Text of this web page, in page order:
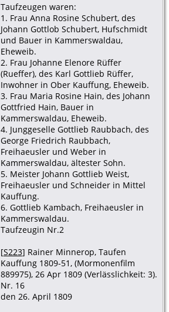
Taufzeugen waren:
1. Frau Anna Rosine Schubert, des
Johann Gottlob Schubert, Hufschmidt
und Bauer in Kammerswaldau,
Eheweib.
2. Frau Johanne Elenore Rüffer
(Rueffer), des Karl Gottlieb Rüffer,
Inwohner in Ober Kauffung, Eheweib.
3. Frau Maria Rosine Hain, des Johann
Gottfried Hain, Bauer in
Kammerswaldau, Eheweib.
4. Junggeselle Gottlieb Raubbach, des
George Friedrich Raubbach,
Freihaeusler und Weber in
Kammerswaldau, ältester Sohn.
5. Meister Johann Gottlieb Weist,
Freihaeusler und Schneider in Mittel
Kauffung.
6. Gottlieb Kambach, Freihaeusler in
Kammerswaldau.
Taufzeugin Nr.2
[S223] Rainer Minnerop, Taufen
Kauffung 1809-51, (Mormonenfilm
889975), 26 Apr 1809 (Verlässlichkeit: 3).
Nr. 16
den 26. April 1809